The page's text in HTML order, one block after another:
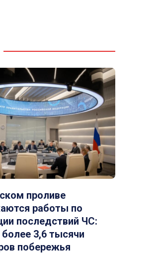
проливе
работы по
последствий ЧС:
3,6 тысячи
побережья